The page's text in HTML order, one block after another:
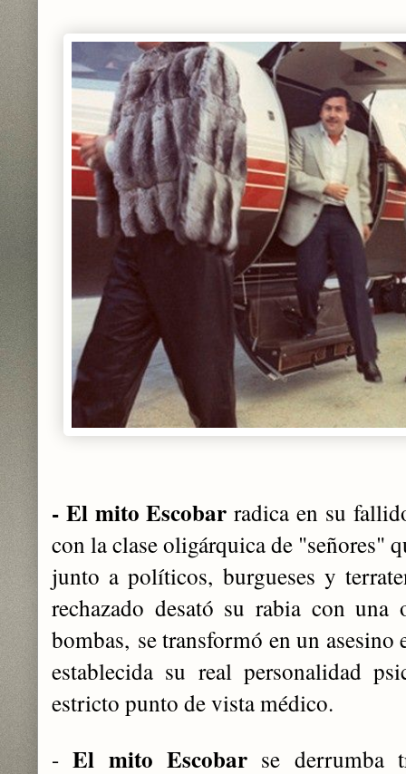
- El mito Escobar radica en su
con la clase oligárquica de "señores"
junto a políticos, burgueses y
rechazado desató su rabia con una
bombas, se transformó en un
establecida su real personalidad
estricto punto de vista médico.
-El mito Escobar se derrumba